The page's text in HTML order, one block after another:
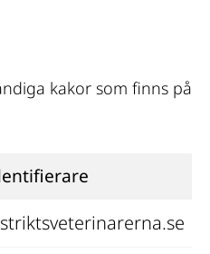
kakor som finns på